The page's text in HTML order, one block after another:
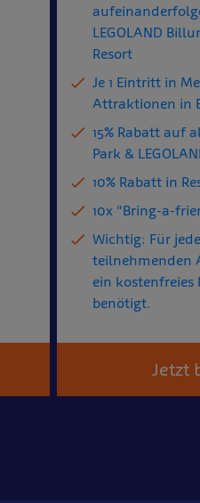
LEGOLAND
Resort
Je 1 Eintritt in
Attraktionen in
15% Rabatt auf
Park &
10% Rabatt in
10x "Bring-a-
Wichtig: Für
teilnehmenden
ein kostenfreies
benötigt.
Jetzt